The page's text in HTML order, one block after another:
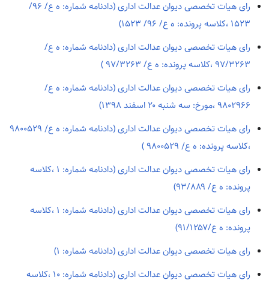
رای هیات تخصصی دیوان عدالت اداری (دادنامه شماره: ه ع/ ۹۶/
۱۵۲۳ ،کلاسه پرونده: ه ع/ ۹۶/ ۱۵۲۳)
رای هیات تخصصی دیوان عدالت اداری (دادنامه شماره: ه ع/
۹۷/۳۲۶۳ ،کلاسه پرونده: ه ع/ ۹۷/۳۲۶۳ )
رای هیات تخصصی دیوان عدالت اداری (دادنامه شماره: ه ع/
۹۸۰۲۹۶۶ ،مورخ: سه شنبه ۲۰ اسفند ۱۳۹۸)
رای هیات تخصصی دیوان عدالت اداری (دادنامه شماره: ه ع؍ ۹۸۰۰۵۲۹
،کلاسه پرونده: ه ع؍ ۹۸۰۰۵۲۹ )
رای هیات تخصصی دیوان عدالت اداری (دادنامه شماره: ۱ ،کلاسه
پرونده: ه ع/ ۹۳/۸۸۹)
رای هیات تخصصی دیوان عدالت اداری (دادنامه شماره: ۱ ،کلاسه
پرونده: ه ع/۹۱/۱۲۵۷)
رای هیات تخصصی دیوان عدالت اداری (دادنامه شماره: ۱)
رای هیات تخصصی دیوان عدالت اداری (دادنامه شماره: ۱۰ ،کلاسه